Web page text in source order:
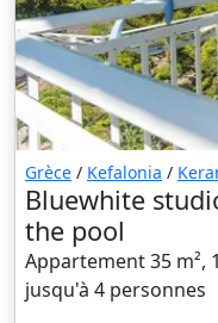
Grèce / Kefalonia /
Bluewhite
the pool
Appartement 35 m²,
jusqu'à 4 personnes